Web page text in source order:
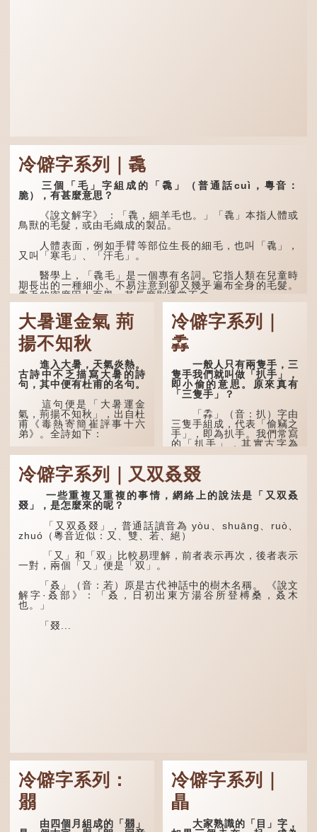
冷僻字系列｜毳
三個「毛」字組成的「毳」（普通話cuì，粵音：
脆），有甚麼意思？
《說文解字》 ：「毳，細羊毛也。」「毳」本指人體或
鳥獸的毛髮，或由毛織成的製品。
人體表面，例如手臂等部位生長的細毛，也叫「毳」，
又叫「寒毛」、「汗毛」。
醫學上，「毳毛」是一個專有名詞。它指人類在兒童時
期長出的一種細小、不易注意到卻又幾乎遍布全身的毛髮。
毳毛的密度因人而異，其長度則通常不會...
大暑運金氣 荊
揚不知秋
進入大暑，天氣炎熱。
古詩中不乏描寫大暑的詩
句，其中便有杜甫的名句。
這句便是「大暑運金
氣，荊揚不知秋」，出自杜
甫《毒熱寄簡崔評事十六
弟》。全詩如下：
大暑運金氣，荊揚不知
秋。
林下有塌翼，水中無行
季，代表涼爽肅殺之氣。
「運」是「運行」，生動地
描寫大暑的酷熱阻礙金氣流
轉。「大暑運金氣」以誇張
手法描寫炎熱阻滯了季節更
替。
「荊揚」指...
冷僻字系列｜
掱
一般人只有兩隻手，三
隻手我們就叫做「扒手」，
即小偷的意思。原來真有
「三隻手」？
「掱」（音：扒）字由
三隻手組成，代表「偷竊之
手」，即為扒手。我們常寫
的「扒手」，其實古字為
「掱手」。
清·徐珂《清稗類鈔．
盜賊類．掱手》記載：「滬
人呼翦綹賊曰掱手，猶言扒
手也，亦曰癟三碼子。」
其中「翦綹」即剪斷他
人衣帶以竊取錢物，是小偷
的舊稱。而「掱手」也就是
手多多，擅自拿別人東西的
意思了...
冷僻字系列｜又双叒叕
一些重複又重複的事情，網絡上的說法是「又双叒
叕」，是怎麼來的呢？
「又双叒叕」，普通話讀音為 yòu、shuāng、ruò、
zhuó（粵音近似：又、雙、若、絕）
「又」和「双」比較易理解，前者表示再次，後者表示
一對，兩個「又」便是「双」。
「叒」（音：若）原是古代神話中的樹木名稱。 《說文
解字·叒部》：「叒，日初出東方湯谷所登榑桑，叒木
也。」
「叕...
冷僻字系列：
朤
由四個月組成的「朤」
冷僻字系列｜
瞐
大家熟識的「目」字，